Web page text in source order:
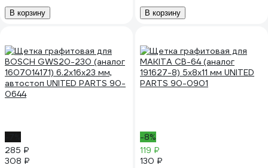
В корзину В корзину
285 ₽
308 ₽
-8%
119 ₽
130 ₽